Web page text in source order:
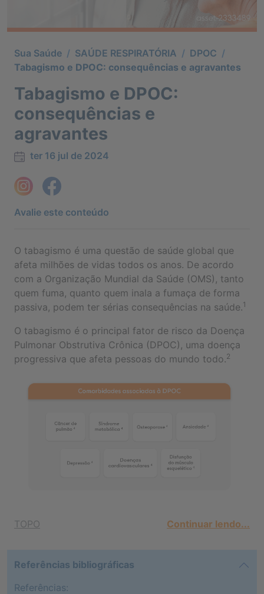
Sua Saúde / SAÚDE RESPIRATÓRIA / DPOC /
Tabagismo e DPOC: consequências e agravantes
Tabagismo e DPOC:
consequências e
agravantes
ter 16 jul de 2024
Avalie este conteúdo
O tabagismo é uma questão de saúde global que
afeta milhões de vidas todos os anos. De acordo
com a Organização Mundial da Saúde (OMS), tanto
quem fuma, quanto quem inala a fumaça de forma
passiva, podem ter sérias consequências na saúde.1
O tabagismo é o principal fator de risco da Doença
Pulmonar Obstrutiva Crônica (DPOC), uma doença
progressiva que afeta pessoas do mundo todo.2
TOPO Continuar lendo...
Referências bibliográficas
Referências: